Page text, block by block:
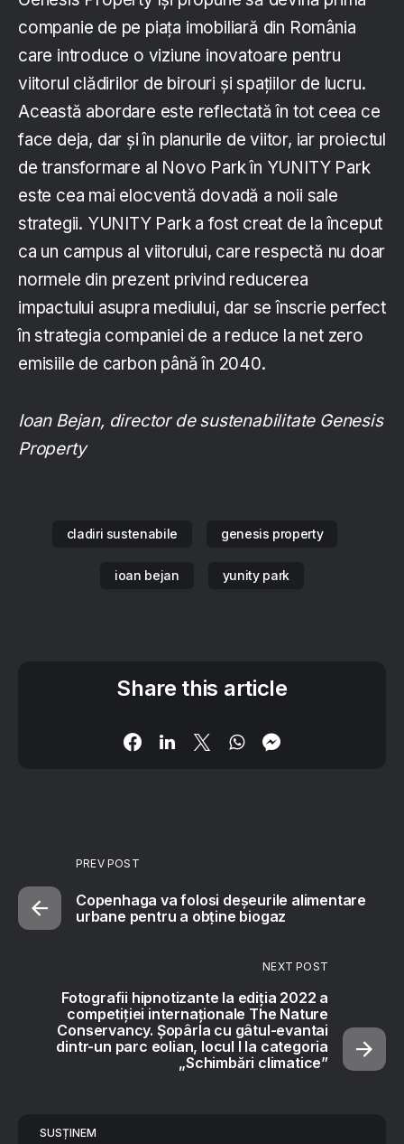
companie de pe piața imobiliară din România
care introduce o viziune inovatoare pentru
viitorul clădirilor de birouri și spațiilor de lucru.
Această abordare este reflectată în tot ceea ce
face deja, dar și în planurile de viitor, iar proiectul
de transformare al Novo Park în YUNITY Park
este cea mai elocventă dovadă a noii sale
strategii. YUNITY Park a fost creat de la început
ca un campus al viitorului, care respectă nu doar
normele din prezent privind reducerea
impactului asupra mediului, dar se înscrie perfect
în strategia companiei de a reduce la net zero
emisiile de carbon până în 2040.
Ioan Bejan, director de sustenabilitate Genesis
Property
cladiri sustenabile genesis property
ioan bejan yunity park
Share this article
PREV POST
Copenhaga va folosi deșeurile alimentare
urbane pentru a obține biogaz
NEXT POST
Fotografii hipnotizante la ediția 2022 a
competiției internaționale The Nature
Conservancy. Șopârla cu gâtul-evantai
dintr-un parc eolian, locul I la categoria
„Schimbări climatice”
SUSȚINEM